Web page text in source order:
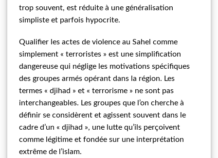
trop souvent, est réduite à une généralisation
simpliste et parfois hypocrite.
Qualifier les actes de violence au Sahel comme
simplement « terroristes » est une simplification
dangereuse qui néglige les motivations spécifiques
des groupes armés opérant dans la région. Les
termes « djihad » et « terrorisme » ne sont pas
interchangeables. Les groupes que l’on cherche à
définir se considèrent et agissent souvent dans le
cadre d’un « djihad », une lutte qu’ils perçoivent
comme légitime et fondée sur une interprétation
extrême de l’islam.